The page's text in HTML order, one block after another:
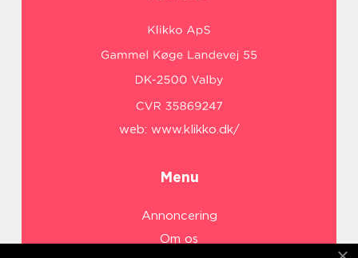
web: www.klikko.dk/
Menu
Annoncering
Om os